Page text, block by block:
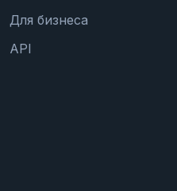
Для бизнеса
API